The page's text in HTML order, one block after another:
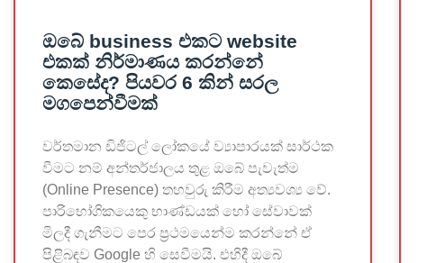
ඔබේ business එකට website
එකක් නිර්මාණය කරන්නේ
කෙසේද? පියවර 6 කින් සරල
මගපෙන්වීමක්
වර්තමාන ඩිජිටල් ලෝකයේ ව්‍යාපාරයක් සාර්ථක
වීමට නම් අන්තර්ජාලය තුළ ඔබේ පැවැත්ම
(Online Presence) තහවුරු කිරීම අත්‍යවශ්‍ය වේ.
පාරිභෝගිකයෙකු භාණ්ඩයක් හෝ සේවාවක්
මිලදී ගැනීමට පෙර ප්‍රථමයෙන්ම කරන්නේ ඒ
පිළිබඳව Google හි සෙවීමයි. එහිදී ඔබේ